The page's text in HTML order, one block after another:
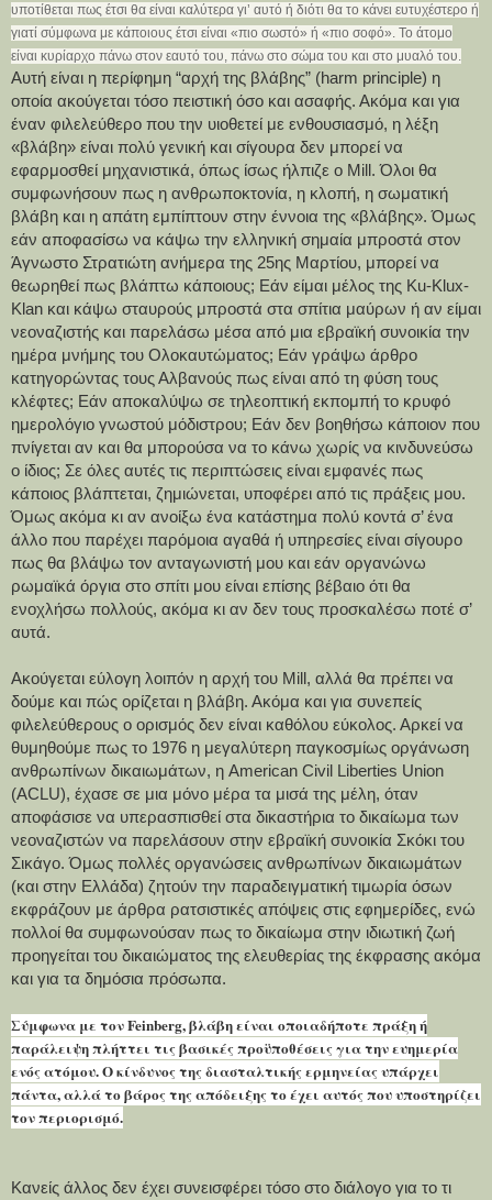
υποτίθεται πως έτσι θα είναι καλύτερα γι’ αυτό ή διότι θα το κάνει ευτυχέστερο ή
γιατί σύμφωνα με κάποιους έτσι είναι «πιο σωστό» ή «πιο σοφό». Το άτομο
είναι κυρίαρχο πάνω στον εαυτό του, πάνω στο σώμα του και στο μυαλό του.
Αυτή είναι η περίφημη “αρχή της βλάβης” (harm principle) η
οποία ακούγεται τόσο πειστική όσο και ασαφής. Ακόμα και για
έναν φιλελεύθερο που την υιοθετεί με ενθουσιασμό, η λέξη
«βλάβη» είναι πολύ γενική και σίγουρα δεν μπορεί να
εφαρμοσθεί μηχανιστικά, όπως ίσως ήλπιζε ο Mill. Όλοι θα
συμφωνήσουν πως η ανθρωποκτονία, η κλοπή, η σωματική
βλάβη και η απάτη εμπίπτουν στην έννοια της «βλάβης». Όμως
εάν αποφασίσω να κάψω την ελληνική σημαία μπροστά στον
Άγνωστο Στρατιώτη ανήμερα της 25ης Μαρτίου, μπορεί να
θεωρηθεί πως βλάπτω κάποιους; Εάν είμαι μέλος της Ku-Klux-
Klan και κάψω σταυρούς μπροστά στα σπίτια μαύρων ή αν είμαι
νεοναζιστής και παρελάσω μέσα από μια εβραϊκή συνοικία την
ημέρα μνήμης του Ολοκαυτώματος; Εάν γράψω άρθρο
κατηγορώντας τους Αλβανούς πως είναι από τη φύση τους
κλέφτες; Εάν αποκαλύψω σε τηλεοπτική εκπομπή το κρυφό
ημερολόγιο γνωστού μόδιστρου; Εάν δεν βοηθήσω κάποιον που
πνίγεται αν και θα μπορούσα να το κάνω χωρίς να κινδυνεύσω
ο ίδιος; Σε όλες αυτές τις περιπτώσεις είναι εμφανές πως
κάποιος βλάπτεται, ζημιώνεται, υποφέρει από τις πράξεις μου.
Όμως ακόμα κι αν ανοίξω ένα κατάστημα πολύ κοντά σ’ ένα
άλλο που παρέχει παρόμοια αγαθά ή υπηρεσίες είναι σίγουρο
πως θα βλάψω τον ανταγωνιστή μου και εάν οργανώνω
ρωμαϊκά όργια στο σπίτι μου είναι επίσης βέβαιο ότι θα
ενοχλήσω πολλούς, ακόμα κι αν δεν τους προσκαλέσω ποτέ σ’
αυτά.
Ακούγεται εύλογη λοιπόν η αρχή του Mill, αλλά θα πρέπει να
δούμε και πώς ορίζεται η βλάβη. Ακόμα και για συνεπείς
φιλελεύθερους ο ορισμός δεν είναι καθόλου εύκολος. Αρκεί να
θυμηθούμε πως το 1976 η μεγαλύτερη παγκοσμίως οργάνωση
ανθρωπίνων δικαιωμάτων, η American Civil Liberties Union
(ACLU), έχασε σε μια μόνο μέρα τα μισά της μέλη, όταν
αποφάσισε να υπερασπισθεί στα δικαστήρια το δικαίωμα των
νεοναζιστών να παρελάσουν στην εβραϊκή συνοικία Σκόκι του
Σικάγο. Όμως πολλές οργανώσεις ανθρωπίνων δικαιωμάτων
(και στην Ελλάδα) ζητούν την παραδειγματική τιμωρία όσων
εκφράζουν με άρθρα ρατσιστικές απόψεις στις εφημερίδες, ενώ
πολλοί θα συμφωνούσαν πως το δικαίωμα στην ιδιωτική ζωή
προηγείται του δικαιώματος της ελευθερίας της έκφρασης ακόμα
και για τα δημόσια πρόσωπα.
Σύμφωνα με τον Feinberg, βλάβη είναι οποιαδήποτε πράξη ή
παράλειψη πλήττει τις βασικές προϋποθέσεις για την ευημερία
ενός ατόμου. Ο κίνδυνος της διασταλτικής ερμηνείας υπάρχει
πάντα, αλλά το βάρος της απόδειξης το έχει αυτός που υποστηρίζει
τον περιορισμό.
Κανείς άλλος δεν έχει συνεισφέρει τόσο στο διάλογο για το τι